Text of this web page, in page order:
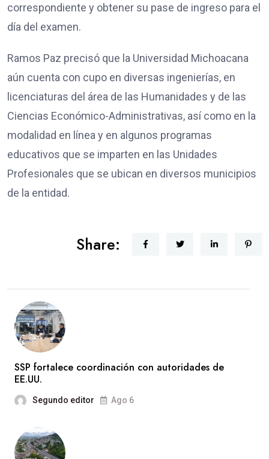
correspondiente y obtener su pase de ingreso para el
día del examen.
Ramos Paz precisó que la Universidad Michoacana
aún cuenta con cupo en diversas ingenierías, en
licenciaturas del área de las Humanidades y de las
Ciencias Económico-Administrativas, así como en la
modalidad en línea y en algunos programas
educativos que se imparten en las Unidades
Profesionales que se ubican en diversos municipios
de la entidad.
Share:
SSP fortalece coordinación con autoridades de
EE.UU.
Segundo editor Ago 6